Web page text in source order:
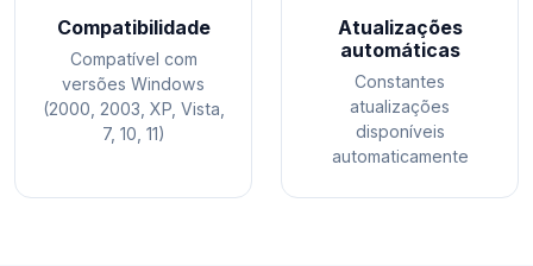
Compatibilidade
Compatível com
versões Windows
(2000, 2003, XP, Vista,
7, 10, 11)
Atualizações
automáticas
Constantes
atualizações
disponíveis
automaticamente